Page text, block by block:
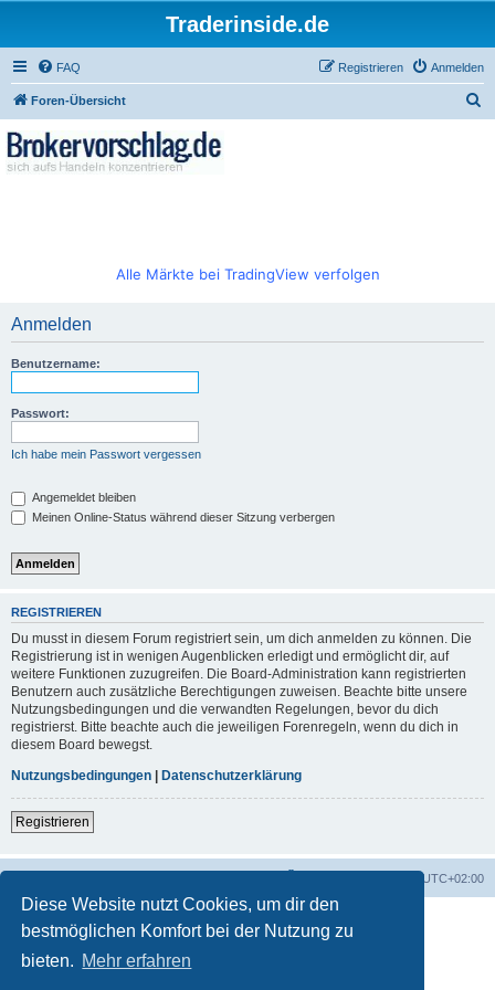
Diese Website nutzt Cookies, um dir den
bestmöglichen Komfort bei der Nutzung zu
bieten. Mehr erfahren
Traderinside.de
FAQ Anmelden
Registrieren
Foren-Übersicht
Alle Märkte bei TradingView verfolgen
Anmelden
Benutzername:
Passwort:
Ich habe mein Passwort vergessen
Angemeldet bleiben
Meinen Online-Status während dieser Sitzung verbergen
REGISTRIEREN
Du musst in diesem Forum registriert sein, um dich anmelden zu können. Die
Registrierung ist in wenigen Augenblicken erledigt und ermöglicht dir, auf
weitere Funktionen zuzugreifen. Die Board-Administration kann registrierten
Benutzern auch zusätzliche Berechtigungen zuweisen. Beachte bitte unsere
Nutzungsbedingungen und die verwandten Regelungen, bevor du dich
registrierst. Bitte beachte auch die jeweiligen Forenregeln, wenn du dich in
diesem Board bewegst.
Nutzungsbedingungen | Datenschutzerklärung
Registrieren
UTC+02:00